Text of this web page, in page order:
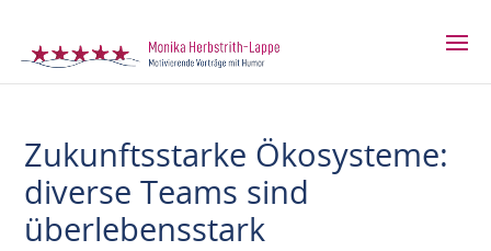
Zukunftsstarke Ökosysteme:
diverse Teams sind
überlebensstark